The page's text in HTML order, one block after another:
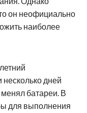
он неофициально
наиболее
дней
батареи. В
для выполнения